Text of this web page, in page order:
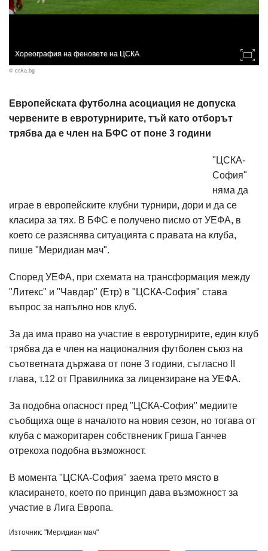
Хореография на феновете на ЦСКА
© cska.bg
Европейската футболна асоциация не допуска
червените в евротурнирите, тъй като отборът
трябва да е член на БФС от поне 3 години
"ЦСКА-
София"
няма да
играе в европейските клубни турнири, дори и да се
класира за тях. В БФС е получено писмо от УЕФА, в
което се разяснява ситуацията с правата на клуба,
пише "Меридиан мач".
Според УЕФА, при схемата на трансформация между
"Литекс" и "Чавдар" (Етр) в "ЦСКА-София" става
въпрос за напълно нов клуб.
За да има право на участие в евротурнирите, един клуб
трябва да е член на националния футболен съюз на
съответната държава от поне 3 години, съгласно II
глава, т.12 от Правилника за лицензиране на УЕФА.
За подобна опасност пред "ЦСКА-София" медиите
съобщиха още в началото на новия сезон, но тогава от
клуба с мажоритарен собствненик Гриша Ганчев
отрекоха подобна възможност.
В момента "ЦСКА-София" заема трето място в
класирането, което по принцип дава възможност за
участие в Лига Европа.
Източник: "Меридиан мач"